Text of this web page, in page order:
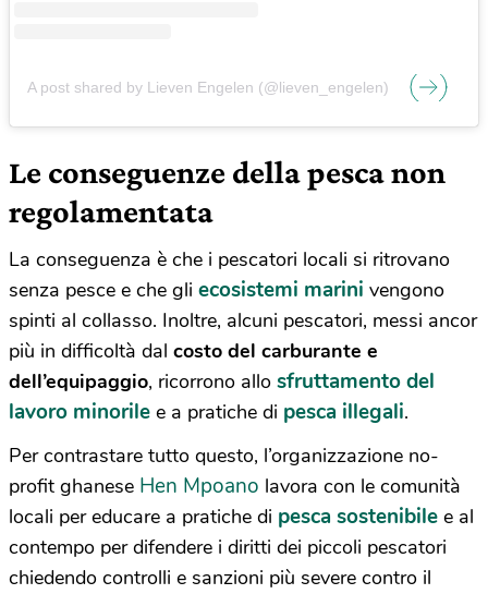
A post shared by Lieven Engelen (@lieven_engelen)
Le conseguenze della pesca non
regolamentata
La conseguenza è che i pescatori locali si ritrovano
senza pesce e che gli ecosistemi marini vengono
spinti al collasso. Inoltre, alcuni pescatori, messi ancor
più in difficoltà dal costo del carburante e
dell’equipaggio, ricorrono allo sfruttamento del
lavoro minorile e a pratiche di pesca illegali.
Per contrastare tutto questo, l’organizzazione no-
profit ghanese Hen Mpoano lavora con le comunità
locali per educare a pratiche di pesca sostenibile e al
contempo per difendere i diritti dei piccoli pescatori
chiedendo controlli e sanzioni più severe contro il